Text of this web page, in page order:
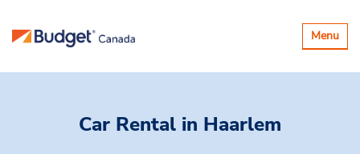
Basculer
la
Menu
Car Rental in Haarlem